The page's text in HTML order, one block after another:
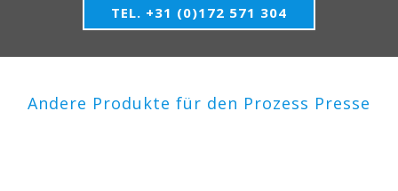
TEL. +31 (0)172 571 304
Andere Produkte für den Prozess Presse